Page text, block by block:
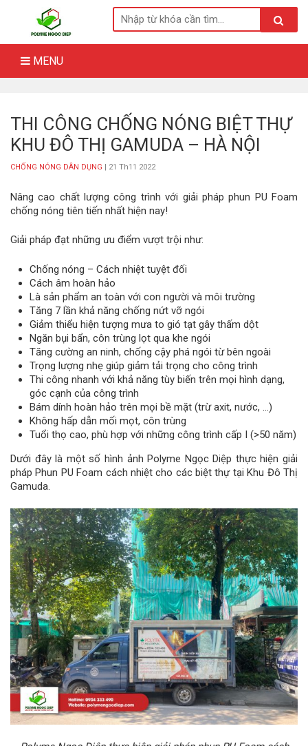
content
MENU
THI CÔNG CHỐNG NÓNG BIỆT THỰ
KHU ĐÔ THỊ GAMUDA – HÀ NỘI
CHỐNG NÓNG DÂN DỤNG | 21 Th11 2022
Nâng cao chất lượng công trình với giải pháp phun PU Foam
chống nóng tiên tiến nhất hiện nay!
Giải pháp đạt những ưu điểm vượt trội như:
Chống nóng – Cách nhiệt tuyệt đối
Cách âm hoàn hảo
Là sản phẩm an toàn với con người và môi trường
Tăng 7 lần khả năng chống nứt vỡ ngói
Giảm thiểu hiện tượng mưa to gió tạt gây thấm dột
Ngăn bụi bẩn, côn trùng lọt qua khe ngói
Tăng cường an ninh, chống cậy phá ngói từ bên ngoài
Trọng lượng nhẹ giúp giảm tải trọng cho công trình
Thi công nhanh với khả năng tùy biến trên mọi hình dạng,
góc cạnh của công trình
Bám dính hoàn hảo trên mọi bề mặt (trừ axit, nước, …)
Không hấp dẫn mối mọt, côn trùng
Tuổi thọ cao, phù hợp với những công trình cấp I (>50 năm)
Dưới đây là một số hình ảnh Polyme Ngọc Diệp thực hiện giải
pháp Phun PU Foam cách nhiệt cho các biệt thự tại Khu Đô Thị
Gamuda.